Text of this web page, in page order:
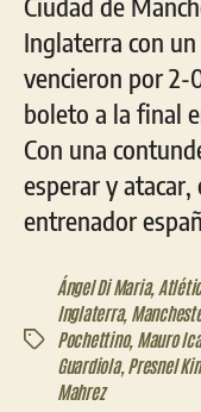
Inglaterra con
vencieron por 2-
boleto a la final
Con una
esperar y
entrenador
Etiquetas
Ángel Di Maria,
Inglaterra,
Pochettino, Mauro
Guardiola, Presnel
Mahrez